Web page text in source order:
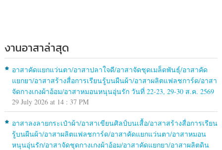
งานอาสาล่าสุด
อาสาคัดแยกแว่นตา/อาสาปลาใจดี/อาสาจัดชุดเมล็ดพันธุ์/อาสาคัด
แยกยา/อาสาสร้างสื่อการเรียนรู้บนผืนผ้า/อาสาผลิตแฟลชการ์ด/อาสา
จัดกางเกงผ้าอ้อม/อาสาหมอนหนุนอุ่นรัก วันที่ 22-23, 29-30 ส.ค. 2569
29 July 2026 at 14 : 37 PM
อาสาลงลายกระเป๋าผ้า/อาสาเขียนศิลป์บนเสื้อ/อาสาสร้างสื่อการเรียน
รู้บนผืนผ้า/อาสาผลิตแฟลชการ์ด/อาสาคัดแยกแว่นตา/อาสาหมอน
หนุนอุ่นรัก/อาสาจัดชุดกางเกงผ้าอ้อม/อาสาคัดแยกยา/อาสาผลิตดิน